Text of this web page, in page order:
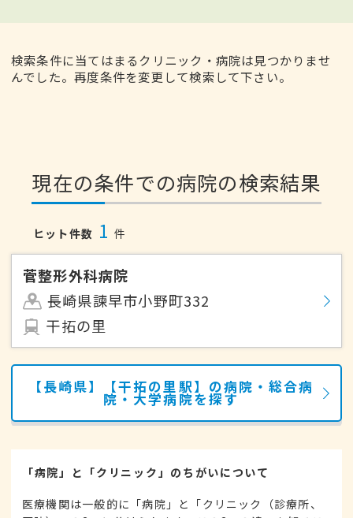
検索条件に当てはまるクリニック・病院は見つかりませ
んでした。再度条件を変更して検索して下さい。
現在の条件での病院の検索結果
ヒット件数 1 件
菅整形外科病院
長崎県諫早市小野町332
干拓の里
【長崎県】【干拓の里駅】の病院・総合病
院・大学病院を探す
「病院」と「クリニック」のちがいについて
医療機関は一般的に「病院」と「クリニック（診療所、